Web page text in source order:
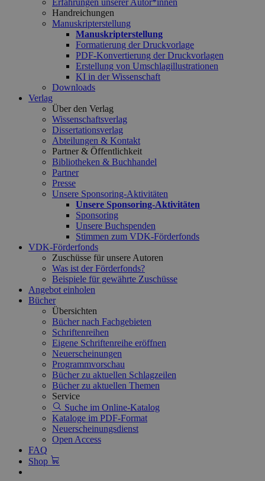
Erfahrungen unserer Autor*innen
Handreichungen
Manuskripterstellung
Manuskripterstellung
Formatierung der Druckvorlage
PDF-Konvertierung der Druckvorlagen
Erstellung von Umschlagillustrationen
KI in der Wissenschaft
Downloads
Verlag
Über den Verlag
Wissenschaftsverlag
Dissertationsverlag
Abteilungen & Kontakt
Partner & Öffentlichkeit
Bibliotheken & Buchhandel
Partner
Presse
Unsere Sponsoring-Aktivitäten
Unsere Sponsoring-Aktivitäten
Sponsoring
Unsere Buchspenden
Stimmen zum VDK-Förderfonds
VDK-Förderfonds
Zuschüsse für unsere Autoren
Was ist der Förderfonds?
Beispiele für gewährte Zuschüsse
Angebot einholen
Bücher
Übersichten
Bücher nach Fachgebieten
Schriftenreihen
Eigene Schriftenreihe eröffnen
Neuerscheinungen
Programmvorschau
Bücher zu aktuellen Schlagzeilen
Bücher zu aktuellen Themen
Service
Suche im Online-Katalog
Kataloge im PDF-Format
Neuerscheinungsdienst
Open Access
FAQ
Shop